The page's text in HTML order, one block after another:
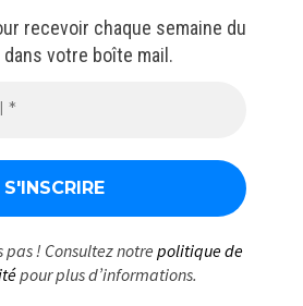
recevoir chaque semaine du
votre boîte mail.
pas ! Consultez notre politique de
pour plus d’informations.